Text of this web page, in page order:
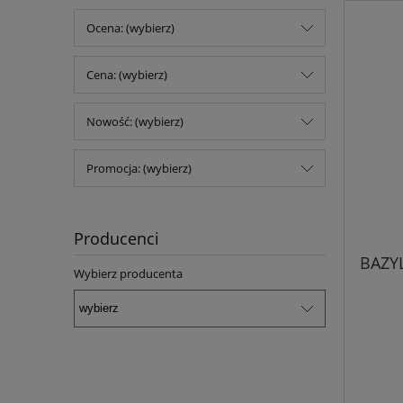
Ocena: (wybierz)
Cena: (wybierz)
Nowość: (wybierz)
Promocja: (wybierz)
Producenci
Wybierz producenta